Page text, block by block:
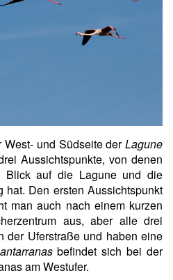
West- und Südseite derLagune
Aussichtspunkte, von denen
Blick auf die Lagune und die
hat. Den ersten Aussichtspunkt
man auch nach einem kurzen
aus, aber alle drei
der Uferstraße und haben eine
befindet sich bei der
am Westufer.